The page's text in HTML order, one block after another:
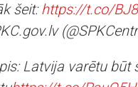
šeit:https://t.co/
Latvija varētu būt